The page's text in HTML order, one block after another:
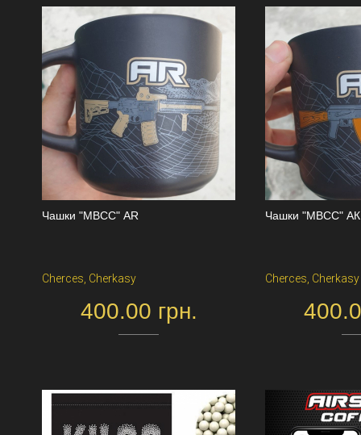
Чашки "MBCC" АR
Cherces, Cherkasy
400.00 грн.
Чашки "MBCC" АК
Cherces, Cherkasy